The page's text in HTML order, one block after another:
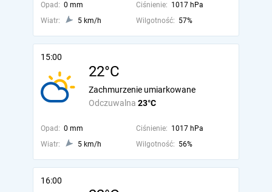
Opad: 0 mm Ciśnienie: 1017 hPa
Wiatr:
5 km/h Wilgotność: 57%
15:00
22°C
Odczuwalna 23°C
Zachmurzenie umiarkowane
Opad: 0 mm Ciśnienie: 1017 hPa
Wiatr:
5 km/h Wilgotność: 56%
16:00